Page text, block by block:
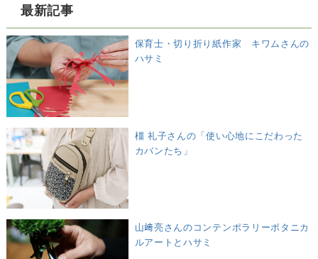
最新記事
保育士・切り折り紙作家 キワムさんの
ハサミ
橿 礼子さんの「使い心地にこだわった
カバンたち」
山﨑亮さんのコンテンポラリーボタニカ
ルアートとハサミ